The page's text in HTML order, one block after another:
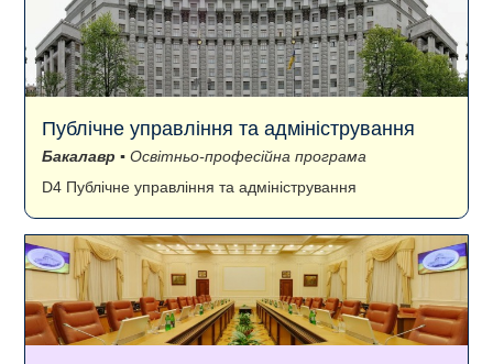
Публічне управління та адміністрування
Бакалавр ▪ Освітньо-професійна програма
D4 Публічне управління та адміністрування